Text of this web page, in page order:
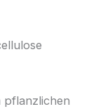
pflanzlichen